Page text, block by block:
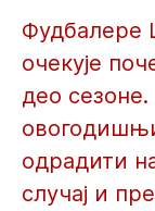
Фудбалере
очекује
део
одрадити
случај и